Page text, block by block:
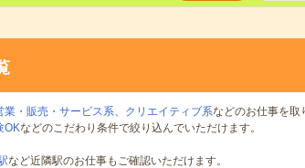
業・販売・サービス系、 クリエイティブ系などのお仕事を取
OKなどのこだわり条件で絞り込んでいただけます。
など近隣駅のお仕事もご確認いただけます。